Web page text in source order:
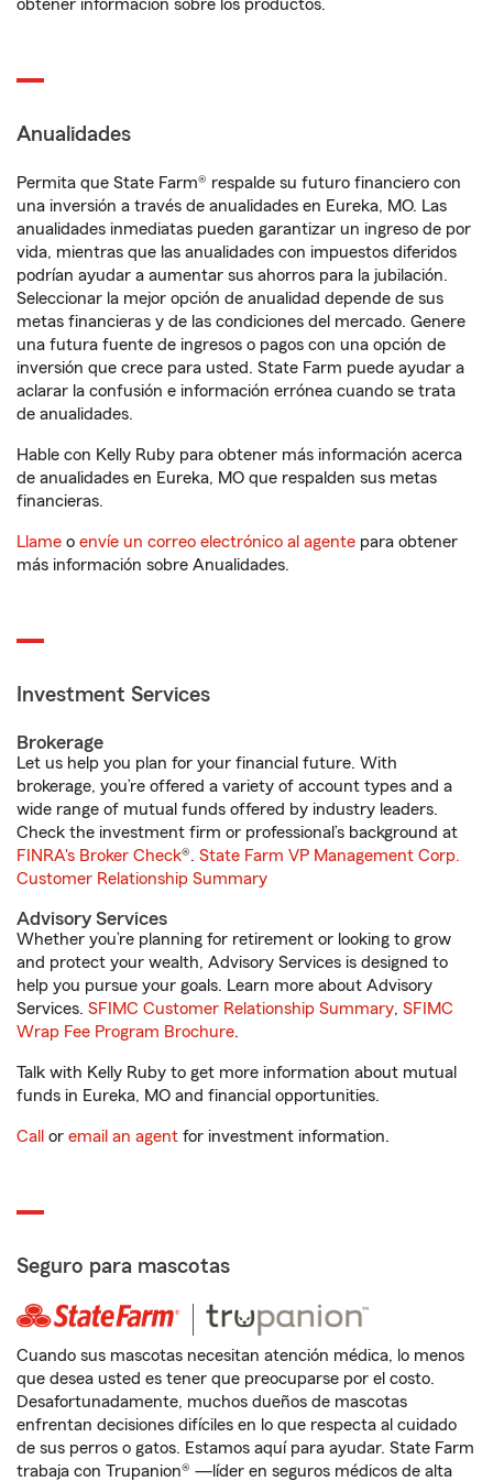
obtener información sobre los productos.
Anualidades
Permita que State Farm® respalde su futuro financiero con
una inversión a través de anualidades en Eureka, MO. Las
anualidades inmediatas pueden garantizar un ingreso de por
vida, mientras que las anualidades con impuestos diferidos
podrían ayudar a aumentar sus ahorros para la jubilación.
Seleccionar la mejor opción de anualidad depende de sus
metas financieras y de las condiciones del mercado. Genere
una futura fuente de ingresos o pagos con una opción de
inversión que crece para usted. State Farm puede ayudar a
aclarar la confusión e información errónea cuando se trata
de anualidades.
Hable con Kelly Ruby para obtener más información acerca
de anualidades en Eureka, MO que respalden sus metas
financieras.
Llame o envíe un correo electrónico al agente para obtener
más información sobre Anualidades.
Investment Services
Brokerage
Let us help you plan for your financial future. With
brokerage, you’re offered a variety of account types and a
wide range of mutual funds offered by industry leaders.
Check the investment firm or professional’s background at
FINRA's Broker Check®. State Farm VP Management Corp.
Customer Relationship Summary
Advisory Services
Whether you’re planning for retirement or looking to grow
and protect your wealth, Advisory Services is designed to
help you pursue your goals. Learn more about Advisory
Services. SFIMC Customer Relationship Summary, SFIMC
Wrap Fee Program Brochure.
Talk with Kelly Ruby to get more information about mutual
funds in Eureka, MO and financial opportunities.
Call or email an agent for investment information.
Seguro para mascotas
Cuando sus mascotas necesitan atención médica, lo menos
que desea usted es tener que preocuparse por el costo.
Desafortunadamente, muchos dueños de mascotas
enfrentan decisiones difíciles en lo que respecta al cuidado
de sus perros o gatos. Estamos aquí para ayudar. State Farm
trabaja con Trupanion® —líder en seguros médicos de alta